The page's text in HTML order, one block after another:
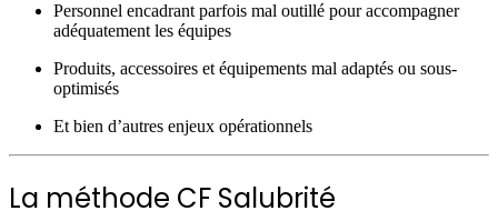
Personnel encadrant parfois mal outillé pour accompagner
adéquatement les équipes
Produits, accessoires et équipements mal adaptés ou sous-
optimisés
Et bien d’autres enjeux opérationnels
La méthode CF Salubrité